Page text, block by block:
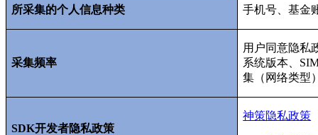
所采集的个人信息种类 手机号、基金
采集频率
用户同意隐私
系统版本、
集（网络类型
SDK开发者隐私政策
神策隐私政策